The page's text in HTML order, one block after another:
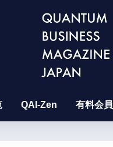
QAI-Zen 有料会員